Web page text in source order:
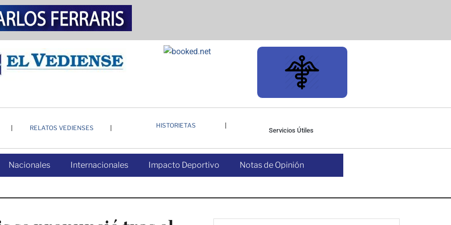
RELATOS VEDIENSES HISTORIETAS
Servicios Útiles
Nacionales Internacionales Impacto Deportivo Notas de Opinión